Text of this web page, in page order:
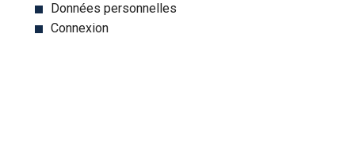
Données personnelles
Connexion